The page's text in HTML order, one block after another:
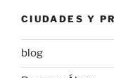
CIUDADES Y
blog